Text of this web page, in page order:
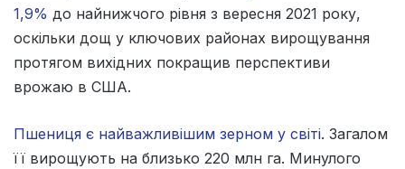
1,9% до найнижчого рівня з вересня 2021 року,
оскільки дощ у ключових районах вирощування
протягом вихідних покращив перспективи
врожаю в США.
Пшениця є найважливішим зерном у світі. Загалом
її вирощують на близько 220 млн га. Минулого